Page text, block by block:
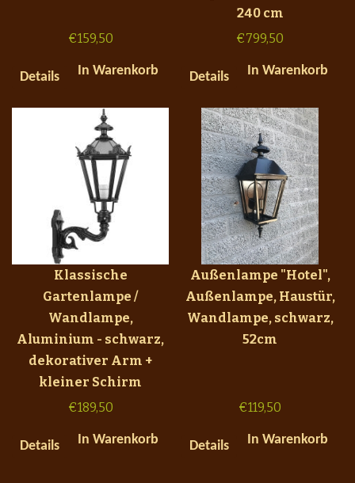
€159,50
Details In Warenkorb
240 cm
€799,50
Details In Warenkorb
Klassische
Gartenlampe /
Wandlampe,
Aluminium - schwarz,
dekorativer Arm +
kleiner Schirm
€189,50
Details In Warenkorb
Außenlampe "Hotel",
Außenlampe, Haustür,
Wandlampe, schwarz,
52cm
€119,50
Details In Warenkorb